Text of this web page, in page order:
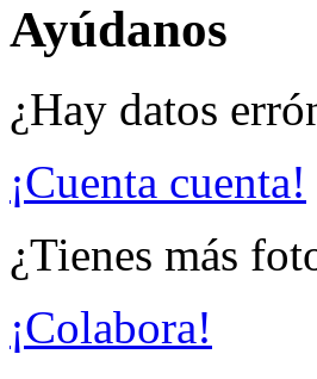
Ayúdanos
¿Hay datos
¡Cuenta cuenta!
¿Tienes más
¡Colabora!